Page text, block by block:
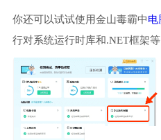
你还可以试试使用金山毒霸中电
行对系统运行时库和.NET框架等